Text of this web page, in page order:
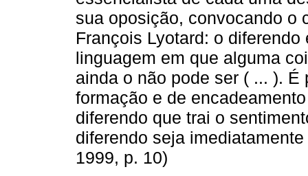
sua oposição, convocando o
François Lyotard: o
linguagem em que alguma
ainda o não pode ser ( ... ).
formação e de
diferendo que trai o
diferendo seja
1999, p. 10)